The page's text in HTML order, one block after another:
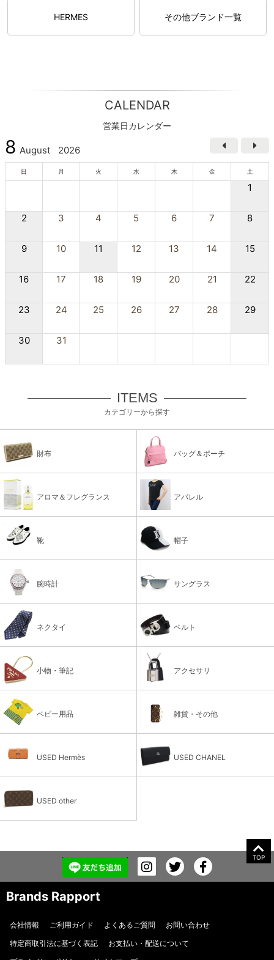
HERMES その他ブランド一覧
CALENDAR
営業日カレンダー
8 August 2026
日 月 火 水 木 金 土
1
2 3 4 5 6 7 8
9 10 11 12 13 14 15
16 17 18 19 20 21 22
23 24 25 26 27 28 29
30 31
ITEMS
カテゴリーから探す
財布 バッグ＆ポーチ
アロマ＆フレグランス アパレル
靴 帽子
腕時計 サングラス
ネクタイ ベルト
小物・筆記 アクセサリ
ベビー用品 雑貨・その他
USED Hermès USED CHANEL
USED other
TOP
Brands Rapport
会社情報 ご利用ガイド よくあるご質問
お問い合わせ
特定商取引法に基づく表記
お支払い・配送について